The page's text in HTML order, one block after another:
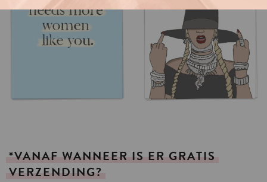
*VANAF WANNEER IS ER GRATIS
VERZENDING?